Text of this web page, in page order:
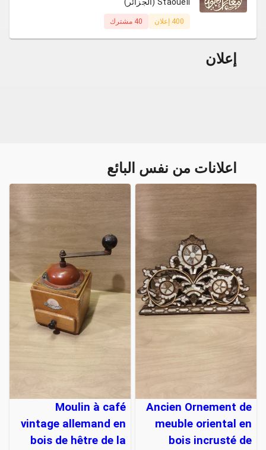
400 إعلان 40 مشترك
إعلان
اعلانات من نفس البائع
Ancien Ornement de
meuble oriental en
bois incrusté de
Moulin à café
vintage allemand en
bois de hêtre de la